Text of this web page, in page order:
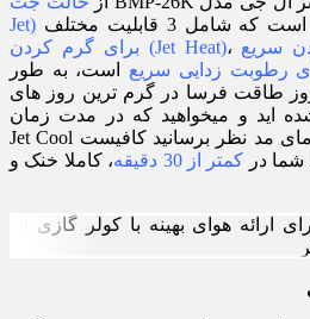
شامل 3 قابلیت مختلف
(Jet
،
(Jet Heat) برای گرم کردن
است، به طور
طاقت فرسا در گرم ترین روز های
اید و میخواهید که در مدت زمان
کوتاهی محیط را به دمای مد نظر برسانید کافیست Jet Cool
شما در کمتر از 30 دقیقه
، کاملا خنک و